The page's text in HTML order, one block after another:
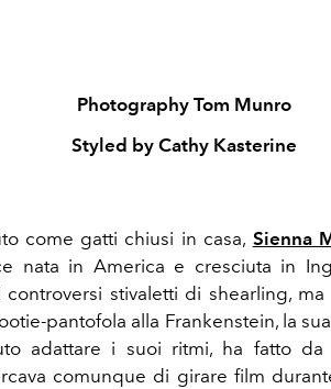
Photography Tom Munro
Styled by Cathy Kasterine
come gatti chiusi in casa, Sienna
nata in America e cresciuta in
controversi stivaletti di shearling,
pantofola alla Frankenstein, la
adattare i suoi ritmi, ha fatto da
comunque di girare film